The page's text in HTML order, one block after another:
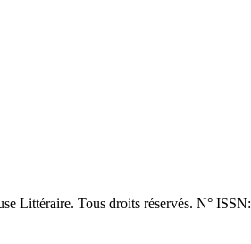
Littéraire. Tous droits réservés. N° ISSN: